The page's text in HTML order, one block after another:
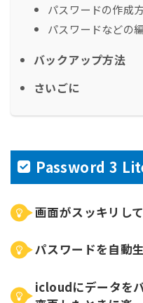
パスワードの作成
パスワードなどの
バックアップ方法
さいごに
Password 3
画面がスッキリし
パスワードを自動
icloudにデータを